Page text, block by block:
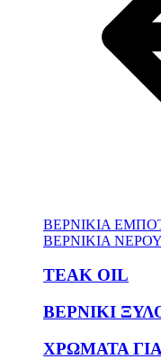
ΒΕΡΝΙΚΙΑ
ΒΕΡΝΙΚΙΑ ΝΕΡΟΥ
TEAK OIL
ΒΕΡΝΙΚΙ
ΧΡΩΜΑΤΑ